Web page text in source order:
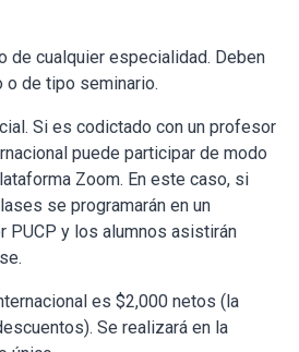
de cualquier especialidad. Deben
o de tipo seminario.
Si es codictado con un profesor
puede participar de modo
Zoom. En este caso, si
se programarán en un
PUCP y los alumnos asistirán
es $2,000 netos (la
Se realizará en la